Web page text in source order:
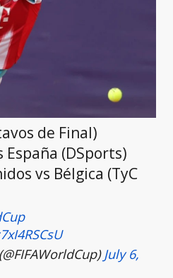
de Final)
(DSports)
vs Bélgica (TyC
July 6,